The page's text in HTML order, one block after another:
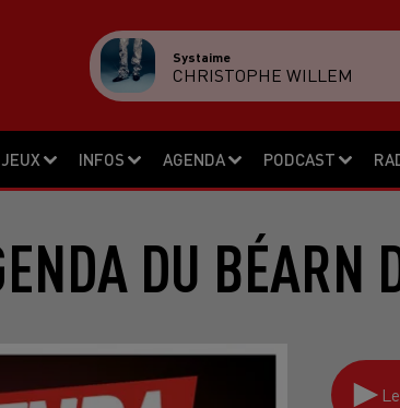
JEUX INFOS AGENDA PODCAST
Systaime
CHRISTOPHE WILLEM
DU